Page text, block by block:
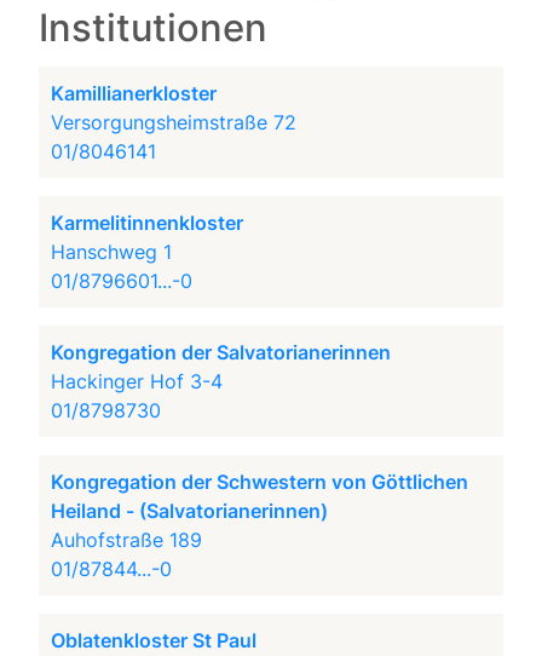
Institutionen
Kamillianerkloster
Versorgungsheimstraße 72
01/8046141
Karmelitinnenkloster
Hanschweg 1
01/8796601...-0
Kongregation der Salvatorianerinnen
Hackinger Hof 3-4
01/8798730
Kongregation der Schwestern von Göttlichen
Heiland - (Salvatorianerinnen)
Auhofstraße 189
01/87844...-0
Oblatenkloster St Paul